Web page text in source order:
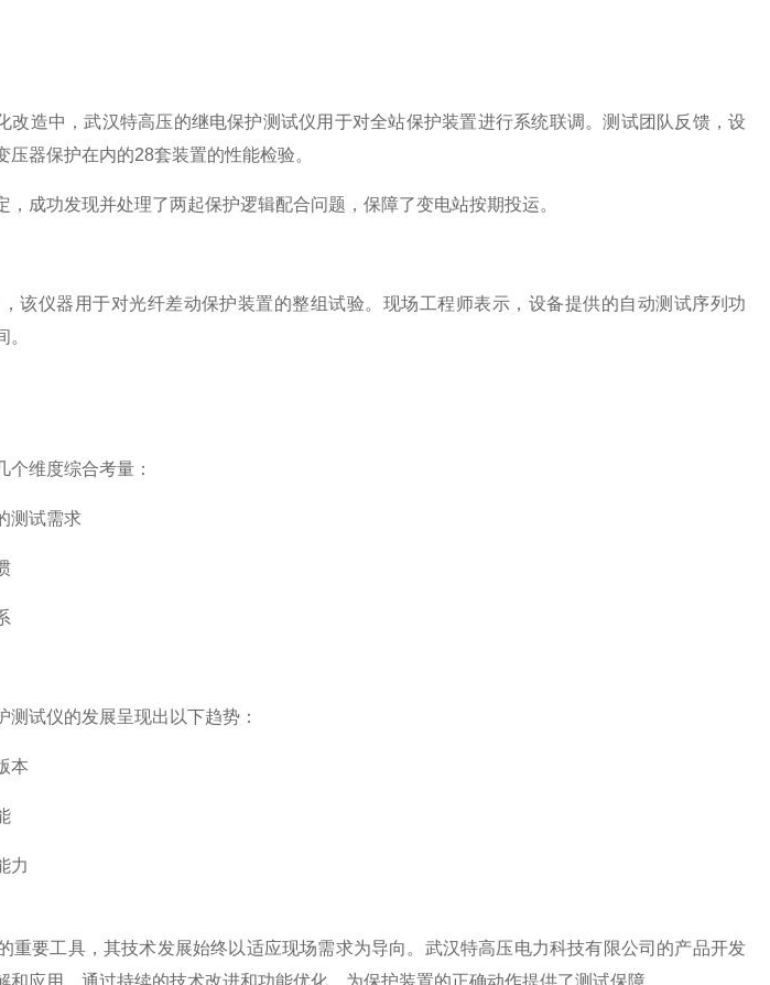
改造中，武汉特高压的继电保护测试仪用于对全站保护装置进行系统联调。测试团队反馈，设
器保护在内的28套装置的性能检验。
成功发现并处理了两起保护逻辑配合问题，保障了变电站按期投运。
该仪器用于对光纤差动保护装置的整组试验。现场工程师表示，设备提供的自动测试序列功
维度综合考量：
测试需求
试仪的发展呈现出以下趋势：
本
力
重要工具，其技术发展始终以适应现场需求为导向。武汉特高压电力科技有限公司的产品开发
应用。通过持续的技术改进和功能优化，为保护装置的正确动作提供了测试保障。